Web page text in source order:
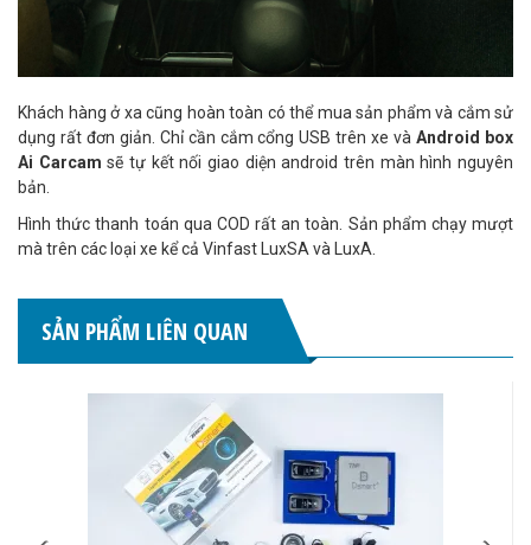
Khách hàng ở xa cũng hoàn toàn có thể mua sản phẩm và cắm sử
dụng rất đơn giản. Chỉ cần cắm cổng USB trên xe vàAndroid box
Ai Carcam sẽ tự kết nối giao diện android trên màn hình nguyên
bản.
Hình thức thanh toán qua COD rất an toàn. Sản phẩm chạy mượt
mà trên các loại xe kể cả Vinfast LuxSA và LuxA.
SẢN PHẨM LIÊN QUAN